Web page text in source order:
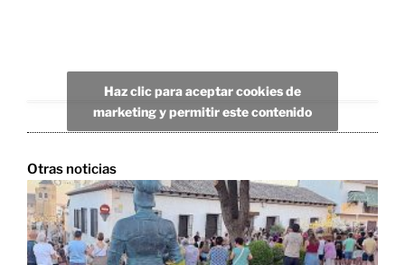
Haz clic para aceptar cookies de
marketing y permitir este contenido
Otras noticias